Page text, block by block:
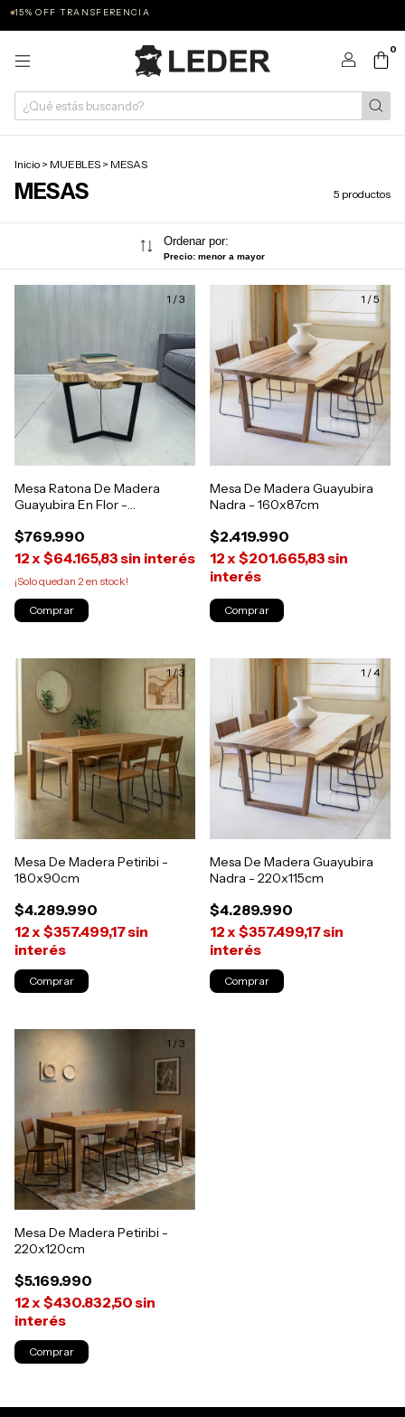
15% OFF TRANSFERENCIA
0
Inicio > MUEBLES > MESAS
MESAS 5 productos
Ordenar por:
Precio: menor a mayor
1 /3
Mesa Ratona De Madera
Guayubira En Flor -
$769.990
12x $64.165,83sin interés
¡Solo quedan 2en stock!
1 /5
Mesa De Madera Guayubira
Nadra - 160x87cm
$2.419.990
12x $201.665,83sin
interés
1/3
Mesa De Madera Petiribi -
180x90cm
$4.289.990
12x $357.499,17sin
interés
1 /4
Mesa De Madera Guayubira
Nadra - 220x115cm
$4.289.990
12x $357.499,17sin
interés
1 / 3
Mesa De Madera Petiribi -
220x120cm
$5.169.990
12x $430.832,50sin
interés